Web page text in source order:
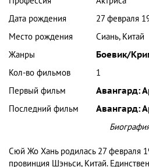
Дата рождения
27 февраля
Место рождения
Сиань, Китай
Жанры
Боевик/
Кол-во фильмов
1
Первый фильм
Авангард:
Последний фильм
Авангард:
Сюй Жо Хань родилась 27 февраля
провинция Шэньси, Китай.